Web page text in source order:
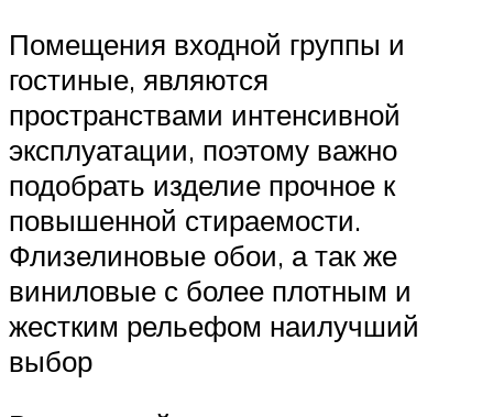
Помещения входной группы и
гостиные, являются
пространствами интенсивной
эксплуатации, поэтому важно
подобрать изделие прочное к
повышенной стираемости.
Флизелиновые обои, а так же
виниловые с более плотным и
жестким рельефом наилучший
выбор